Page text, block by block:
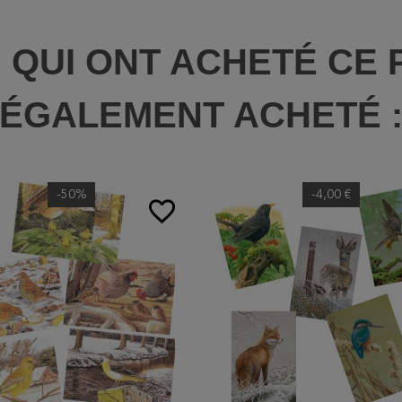
ONT ACHETÉ CE
ÉGALEMENT ACHETÉ :
favorite_border
-50% -4,00 €